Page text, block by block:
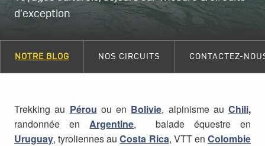
d'exception
NOTRE BLOG NOS CIRCUITS CONTACTEZ-
Trekking au Pérou ou en Bolivie, alpinisme au Chili,
randonnée en
Argentine, balade équestre en
Uruguay, tyroliennes auCosta Rica, VTT enColombie